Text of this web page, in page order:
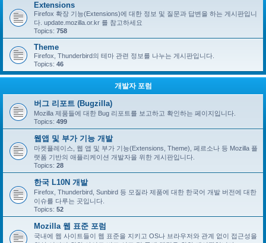
Extensions
Firefox 확장 기능(Extensions)에 대한 정보 및 질문과 답변을 하는 게시판입니
다. update.mozilla.or.kr 를 참고하세요
Topics: 758
Theme
Firefox, Thunderbird의 테마 관련 정보를 나누는 게시판입니다.
Topics: 46
개발자 포럼
버그 리포트 (Bugzilla)
Mozilla 제품들에 대한 Bug 리포트를 보고하고 확인하는 페이지입니다.
Topics: 499
웹앱 및 부가 기능 개발
마켓플레이스, 웹 앱 및 부가 기능(Extensions, Theme), 페르소나 등 Mozilla 플
랫폼 기반의 애플리케이션 개발자을 위한 게시판입니다.
Topics: 28
한국 L10N 개발
Firefox, Thunderbird, Sunbird 등 모질라 제품에 대한 한국어 개발 버전에 대한
이슈를 다루는 곳입니다.
Topics: 52
Mozilla 웹 표준 포럼
국내에 웹 사이트들이 웹 표준을 지키고 OS나 브라우저와 관계 없이 접근성을